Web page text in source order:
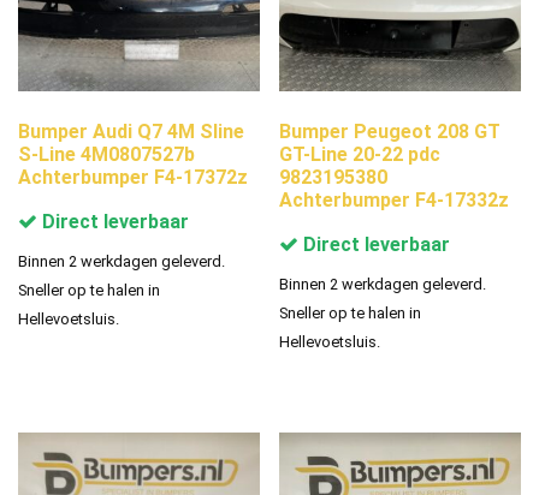
Bumper Audi Q7 4M Sline
S-Line 4M0807527b
Achterbumper F4-17372z
Direct leverbaar
Binnen 2 werkdagen geleverd.
Sneller op te halen in
Hellevoetsluis.
Bumper Peugeot 208 GT
GT-Line 20-22 pdc
9823195380
Achterbumper F4-17332z
Direct leverbaar
Binnen 2 werkdagen geleverd.
Sneller op te halen in
Hellevoetsluis.